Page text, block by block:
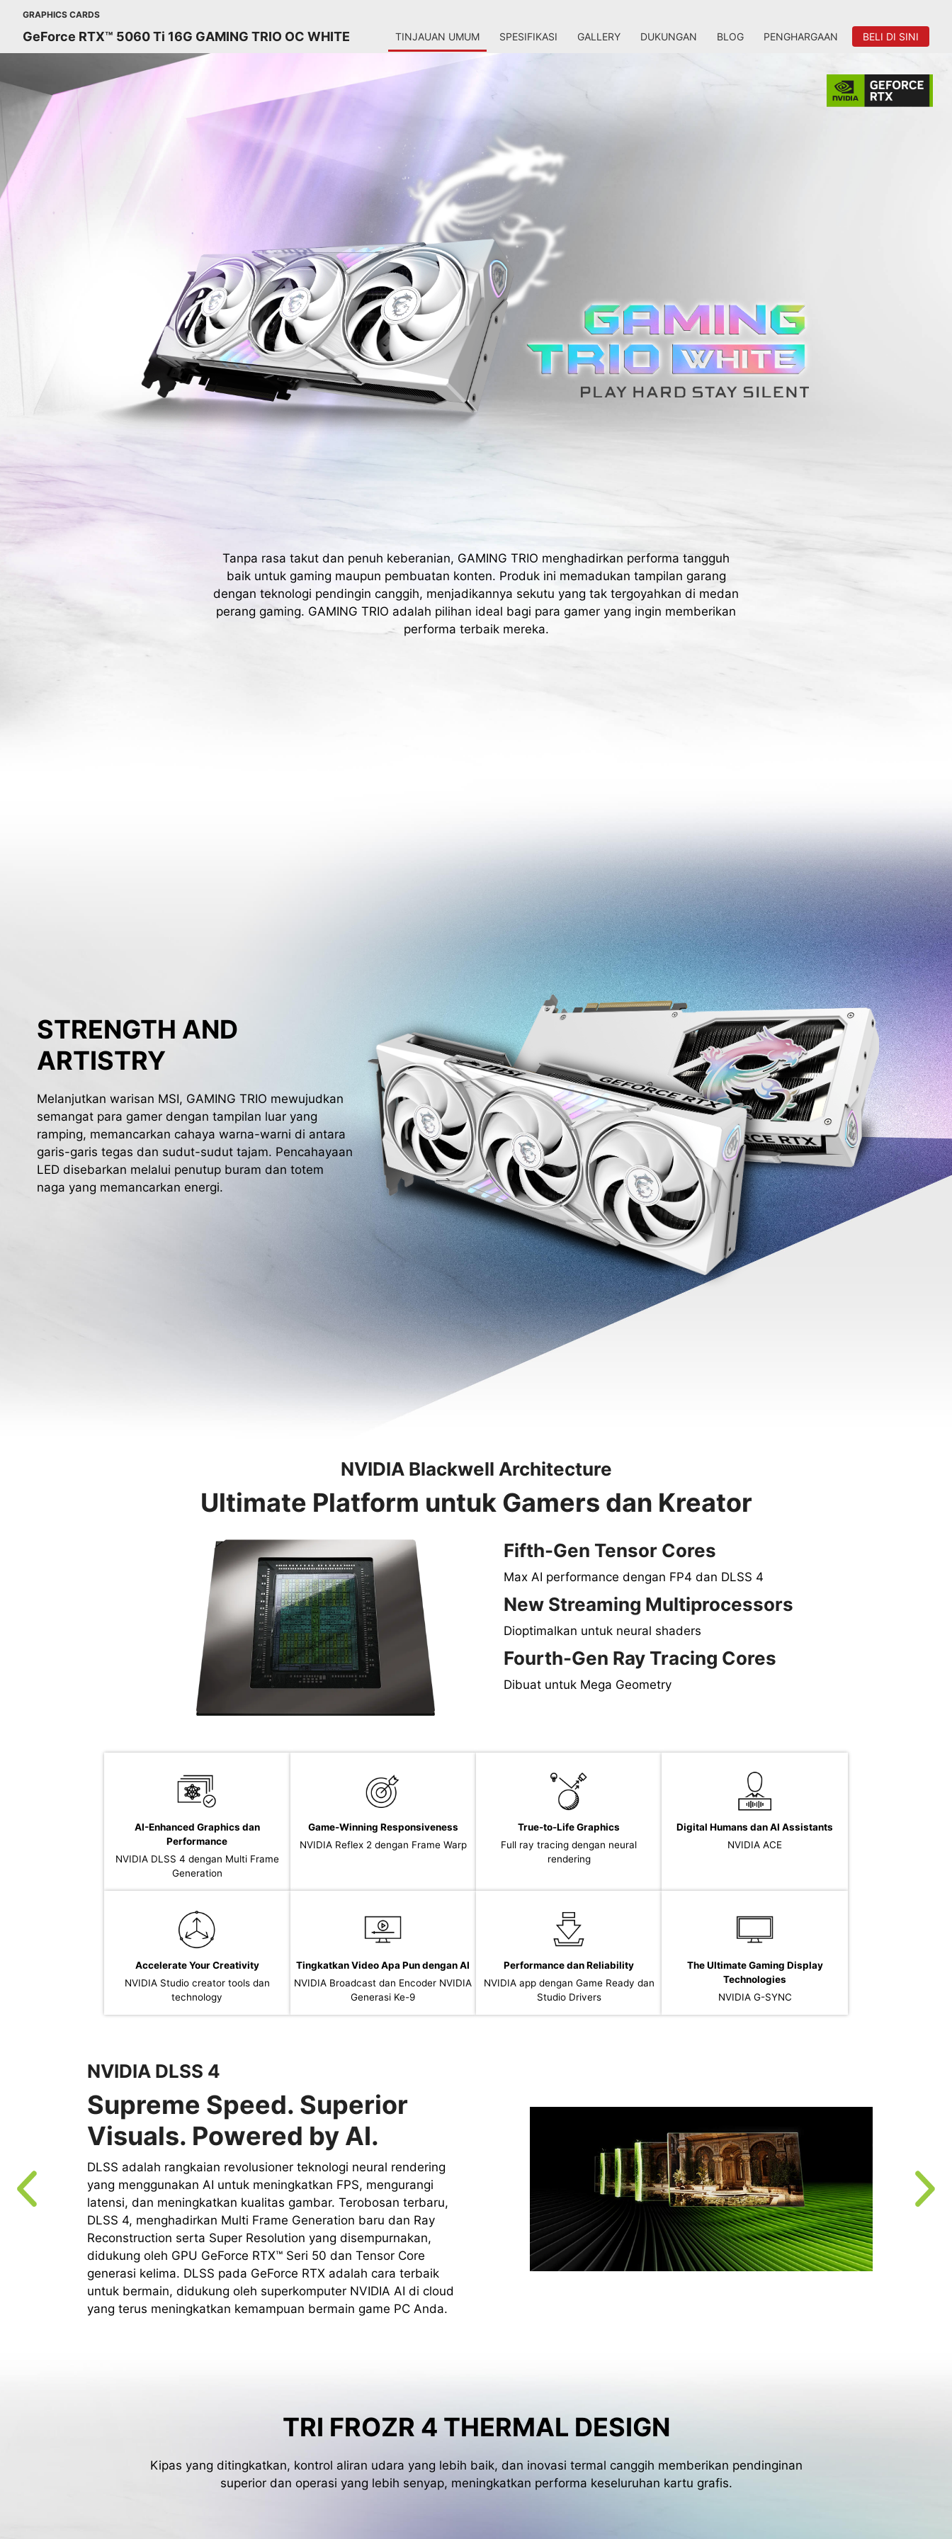
GRAPHICS CARDS
GeForce RTX™ 5060 Ti 16G GAMING TRIO OC WHITE TINJAUAN UMUM SPESIFIKASI GALLERY DUKUNGAN BLOG PENGHARGAAN BELI DI SINI
Tanpa rasa takut dan penuh keberanian, GAMING TRIO menghadirkan performa tangguh
baik untuk gaming maupun pembuatan konten. Produk ini memadukan tampilan garang
dengan teknologi pendingin canggih, menjadikannya sekutu yang tak tergoyahkan di medan
perang gaming. GAMING TRIO adalah pilihan ideal bagi para gamer yang ingin memberikan
performa terbaik mereka.
STRENGTH AND
ARTISTRY
Melanjutkan warisan MSI, GAMING TRIO mewujudkan
semangat para gamer dengan tampilan luar yang
ramping, memancarkan cahaya warna-warni di antara
garis-garis tegas dan sudut-sudut tajam. Pencahayaan
LED disebarkan melalui penutup buram dan totem
naga yang memancarkan energi.
NVIDIA Blackwell Architecture
Ultimate Platform untuk Gamers dan Kreator
Fifth-Gen Tensor Cores
Max AI performance dengan FP4 dan DLSS 4
New Streaming Multiprocessors
Dioptimalkan untuk neural shaders
Fourth-Gen Ray Tracing Cores
Dibuat untuk Mega Geometry
AI-Enhanced Graphics dan
Performance
NVIDIA DLSS 4 dengan Multi Frame
Generation
Game-Winning Responsiveness
NVIDIA Reflex 2 dengan Frame Warp
True-to-Life Graphics
Full ray tracing dengan neural
rendering
Digital Humans dan AI Assistants
NVIDIA ACE
Accelerate Your Creativity
NVIDIA Studio creator tools dan
technology
Tingkatkan Video Apa Pun dengan AI
NVIDIA Broadcast dan Encoder NVIDIA
Generasi Ke-9
Performance dan Reliability
NVIDIA app dengan Game Ready dan
Studio Drivers
The Ultimate Gaming Display
Technologies
NVIDIA G-SYNC
NVIDIA DLSS 4
Supreme Speed. Superior
Visuals. Powered by AI.
DLSS adalah rangkaian revolusioner teknologi neural rendering
yang menggunakan AI untuk meningkatkan FPS, mengurangi
latensi, dan meningkatkan kualitas gambar. Terobosan terbaru,
DLSS 4, menghadirkan Multi Frame Generation baru dan Ray
Reconstruction serta Super Resolution yang disempurnakan,
didukung oleh GPU GeForce RTX™ Seri 50 dan Tensor Core
generasi kelima. DLSS pada GeForce RTX adalah cara terbaik
untuk bermain, didukung oleh superkomputer NVIDIA AI di cloud
yang terus meningkatkan kemampuan bermain game PC Anda.
TRI FROZR 4 THERMAL DESIGN
Kipas yang ditingkatkan, kontrol aliran udara yang lebih baik, dan inovasi termal canggih memberikan pendinginan
superior dan operasi yang lebih senyap, meningkatkan performa keseluruhan kartu grafis.